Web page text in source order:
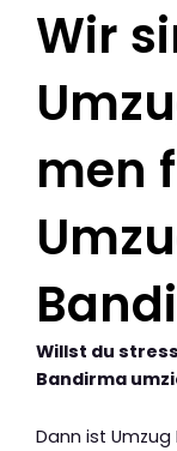
Wir
men
Willst du
Bandirma
Dann ist